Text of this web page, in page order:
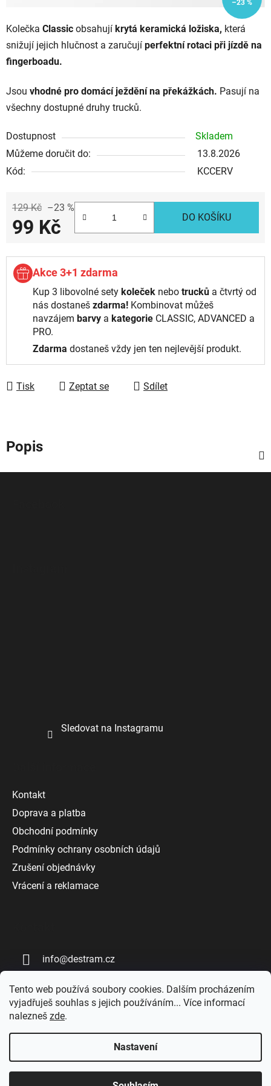
Tento web používá soubory cookies. Dalším procházením
vyjadřuješ souhlas s jejich používáním... Více informací
nalezneš zde.
Nastavení
Kolečka Classic obsahují krytá keramická ložiska, která
snižují jejich hlučnost a zaručují perfektní rotaci při jízdě na
fingerboadu.
Jsou vhodné pro domácí ježdění na překážkách. Pasují na
všechny dostupné druhy trucků.
Dostupnost
Skladem
Můžeme doručit do:
13.8.2026
Kód:
KCCERV
129 Kč –23 %
99 Kč DO KOŠÍKU
Akce 3+1 zdarma
Kup 3 libovolné sety koleček nebo trucků a čtvrtý od
nás dostaneš zdarma! Kombinovat můžeš
navzájem barvy a kategorie CLASSIC, ADVANCED a
PRO.
Zdarma dostaneš vždy jen ten nejlevější produkt.
Tisk Zeptat se Sdílet
–23 %
Popis
Sledovat na Instagramu
Kontakt
Doprava a platba
Obchodní podmínky
Podmínky ochrany osobních údajů
Zrušení objednávky
Vrácení a reklamace
info@destram.cz
+420 727 808 809
Vytvořil Shoptet